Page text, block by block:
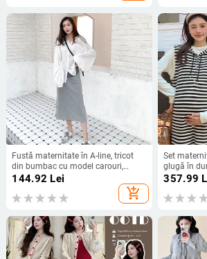
Fustă maternitate în A-line, tricot
din bumbac cu model carouri,
lungime midi
144.92 Lei
add_shopping_cart
Set
glugă în
tricotată,
357.99